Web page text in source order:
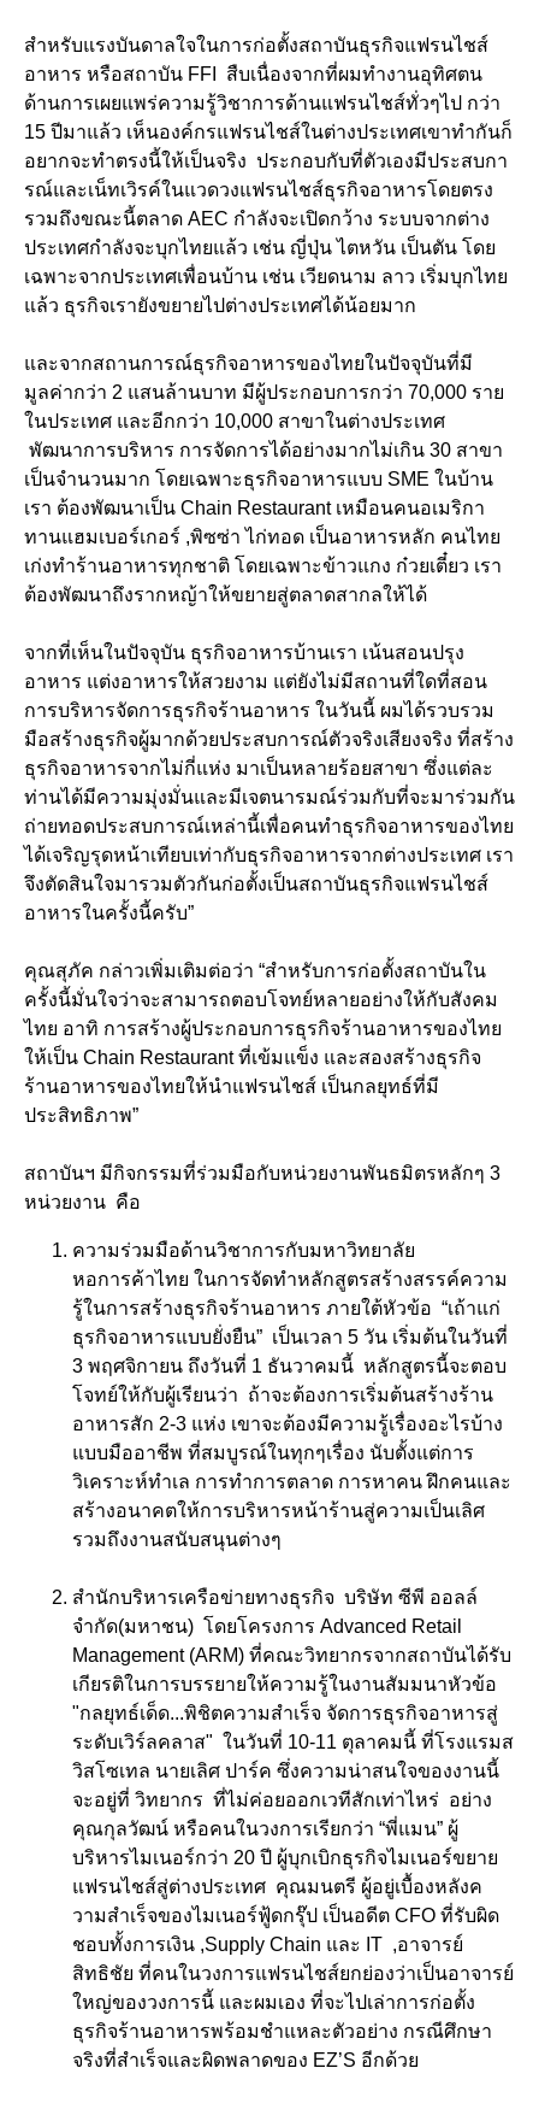
สำหรับแรงบันดาลใจในการก่อตั้งสถาบันธุรกิจแฟรนไชส์
อาหาร หรือสถาบัน FFI สืบเนื่องจากที่ผมทำงานอุทิศตน
ด้านการเผยแพร่ความรู้วิชาการด้านแฟรนไชส์ทั่วๆไป กว่า
15 ปีมาแล้ว เห็นองค์กรแฟรนไชส์ในต่างประเทศเขาทำกันก็
อยากจะทำตรงนี้ให้เป็นจริง ประกอบกับที่ตัวเองมีประสบกา
รณ์และเน็ทเวิรค์ในแวดวงแฟรนไชส์ธุรกิจอาหารโดยตรง
รวมถึงขณะนี้ตลาด AEC กำลังจะเปิดกว้าง ระบบจากต่าง
ประเทศกำลังจะบุกไทยแล้ว เช่น ญี่ปุ่น ไตหวัน เป็นตัน โดย
เฉพาะจากประเทศเพื่อนบ้าน เช่น เวียดนาม ลาว เริ่มบุกไทย
แล้ว ธุรกิจเรายังขยายไปต่างประเทศได้น้อยมาก
และจากสถานการณ์ธุรกิจอาหารของไทยในปัจจุบันที่มี
มูลค่ากว่า 2 แสนล้านบาท มีผู้ประกอบการกว่า 70,000 ราย
ในประเทศ และอีกกว่า 10,000 สาขาในต่างประเทศ
พัฒนาการบริหาร การจัดการได้อย่างมากไม่เกิน 30 สาขา
เป็นจำนวนมาก โดยเฉพาะธุรกิจอาหารแบบ SME ในบ้าน
เรา ต้องพัฒนาเป็น Chain Restaurant เหมือนคนอเมริกา
ทานแฮมเบอร์เกอร์ ,พิซซ่า ไก่ทอด เป็นอาหารหลัก คนไทย
เก่งทำร้านอาหารทุกชาติ โดยเฉพาะข้าวแกง ก๋วยเตี๋ยว เรา
ต้องพัฒนาถึงรากหญ้าให้ขยายสู่ตลาดสากลให้ได้
จากที่เห็นในปัจจุบัน ธุรกิจอาหารบ้านเรา เน้นสอนปรุง
อาหาร แต่งอาหารให้สวยงาม แต่ยังไม่มีสถานที่ใดที่สอน
การบริหารจัดการธุรกิจร้านอาหาร ในวันนี้ ผมได้รวบรวม
มือสร้างธุรกิจผู้มากด้วยประสบการณ์ตัวจริงเสียงจริง ที่สร้าง
ธุรกิจอาหารจากไม่กี่แห่ง มาเป็นหลายร้อยสาขา ซึ่งแต่ละ
ท่านได้มีความมุ่งมั่นและมีเจตนารมณ์ร่วมกับที่จะมาร่วมกัน
ถ่ายทอดประสบการณ์เหล่านี้เพื่อคนทำธุรกิจอาหารของไทย
ได้เจริญรุดหน้าเทียบเท่ากับธุรกิจอาหารจากต่างประเทศ เรา
จึงตัดสินใจมารวมตัวกันก่อตั้งเป็นสถาบันธุรกิจแฟรนไชส์
อาหารในครั้งนี้ครับ”
คุณสุภัค กล่าวเพิ่มเติมต่อว่า “สำหรับการก่อตั้งสถาบันใน
ครั้งนี้มั่นใจว่าจะสามารถตอบโจทย์หลายอย่างให้กับสังคม
ไทย อาทิ การสร้างผู้ประกอบการธุรกิจร้านอาหารของไทย
ให้เป็น Chain Restaurant ที่เข้มแข็ง และสองสร้างธุรกิจ
ร้านอาหารของไทยให้นำแฟรนไชส์ เป็นกลยุทธ์ที่มี
ประสิทธิภาพ”
สถาบันฯ มีกิจกรรมที่ร่วมมือกับหน่วยงานพันธมิตรหลักๆ 3
หน่วยงาน คือ
ความร่วมมือด้านวิชาการกับมหาวิทยาลัย
หอการค้าไทย ในการจัดทำหลักสูตรสร้างสรรค์ความ
รู้ในการสร้างธุรกิจร้านอาหาร ภายใต้หัวข้อ “เถ้าแก่
ธุรกิจอาหารแบบยั่งยืน” เป็นเวลา 5 วัน เริ่มต้นในวันที่
3 พฤศจิกายน ถึงวันที่ 1 ธันวาคมนี้ หลักสูตรนี้จะตอบ
โจทย์ให้กับผู้เรียนว่า ถ้าจะต้องการเริ่มต้นสร้างร้าน
อาหารสัก 2-3 แห่ง เขาจะต้องมีความรู้เรื่องอะไรบ้าง
แบบมืออาชีพ ที่สมบูรณ์ในทุกๆเรื่อง นับตั้งแต่การ
วิเคราะห์ทำเล การทำการตลาด การหาคน ฝึกคนและ
สร้างอนาคตให้การบริหารหน้าร้านสู่ความเป็นเลิศ
รวมถึงงานสนับสนุนต่างๆ
สำนักบริหารเครือข่ายทางธุรกิจ บริษัท ซีพี ออลล์
จำกัด(มหาชน) โดยโครงการ Advanced Retail
Management (ARM) ที่คณะวิทยากรจากสถาบันได้รับ
เกียรติในการบรรยายให้ความรู้ในงานสัมมนาหัวข้อ
"กลยุทธ์เด็ด...พิชิตความสำเร็จ จัดการธุรกิจอาหารสู่
ระดับเวิร์ลคลาส" ในวันที่ 10-11 ตุลาคมนี้ ที่โรงแรมส
วิสโซเทล นายเลิศ ปาร์ค ซึ่งความน่าสนใจของงานนี้
จะอยู่ที่ วิทยากร ที่ไม่ค่อยออกเวทีสักเท่าไหร่ อย่าง
คุณกุลวัฒน์ หรือคนในวงการเรียกว่า “พี่แมน” ผู้
บริหารไมเนอร์กว่า 20 ปี ผู้บุกเบิกธุรกิจไมเนอร์ขยาย
แฟรนไชส์สู่ต่างประเทศ คุณมนตรี ผู้อยู่เบื้องหลังค
วามสำเร็จของไมเนอร์ฟู้ดกรุ๊ป เป็นอดีต CFO ที่รับผิด
ชอบทั้งการเงิน ,Supply Chain และ IT ,อาจารย์
สิทธิชัย ที่คนในวงการแฟรนไชส์ยกย่องว่าเป็นอาจารย์
ใหญ่ของวงการนี้ และผมเอง ที่จะไปเล่าการก่อตั้ง
ธุรกิจร้านอาหารพร้อมชำแหละตัวอย่าง กรณีศึกษา
จริงที่สำเร็จและผิดพลาดของ EZ’S อีกด้วย